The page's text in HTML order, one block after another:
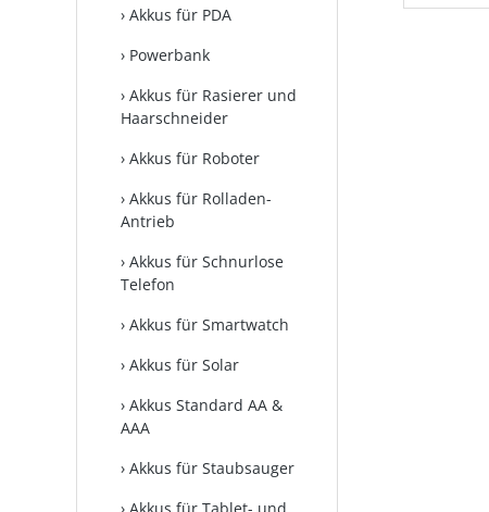
Akkus für PDA
Powerbank
Akkus für Rasierer und
Haarschneider
Akkus für Roboter
Akkus für Rolladen-
Antrieb
Akkus für Schnurlose
Telefon
Akkus für Smartwatch
Akkus für Solar
Akkus Standard AA &
AAA
Akkus für Staubsauger